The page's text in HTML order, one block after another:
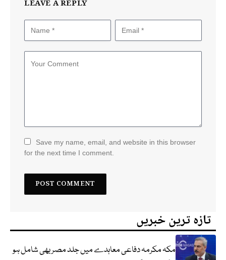
LEAVE A REPLY
Save my name, email, and website in this browser
for the next time I comment.
تازہ ترین خبریں
مکہ مکرمہ دفاعی معاہدے میں جلد مصر بھی شامل ہو